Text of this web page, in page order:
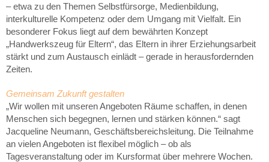
– etwa zu den Themen Selbstfürsorge, Medienbildung,
interkulturelle Kompetenz oder dem Umgang mit Vielfalt. Ein
besonderer Fokus liegt auf dem bewährten Konzept
„Handwerkszeug für Eltern“, das Eltern in ihrer Erziehungsarbeit
stärkt und zum Austausch einlädt – gerade in herausfordernden
Zeiten.
Gemeinsam Zukunft gestalten
„Wir wollen mit unseren Angeboten Räume schaffen, in denen
Menschen sich begegnen, lernen und stärken können.“ sagt
Jacqueline Neumann, Geschäftsbereichsleitung. Die Teilnahme
an vielen Angeboten ist flexibel möglich – ob als
Tagesveranstaltung oder im Kursformat über mehrere Wochen.